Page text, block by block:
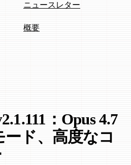
ニュースレター
概要
：Opus 4.7
ド、高度なコ